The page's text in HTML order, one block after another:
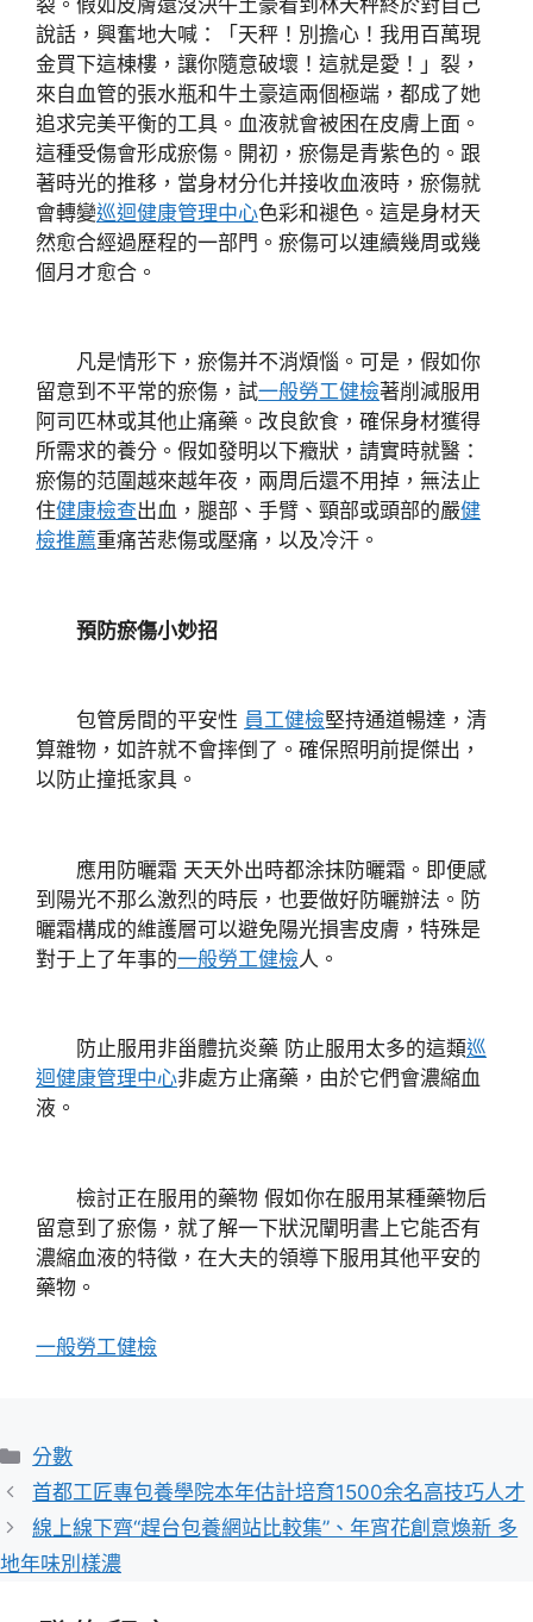
說話，興奮地大喊：「天秤！別擔心！我用百萬現
金買下這棟樓，讓你隨意破壞！這就是愛！」裂，
來自血管的張水瓶和牛土豪這兩個極端，都成了她
追求完美平衡的工具。血液就會被困在皮膚上面。
這種受傷會形成瘀傷。開初，瘀傷是青紫色的。跟
著時光的推移，當身材分化并接收血液時，瘀傷就
會轉變巡迴健康管理中心色彩和褪色。這是身材天
然愈合經過歷程的一部門。瘀傷可以連續幾周或幾
個月才愈合。
凡是情形下，瘀傷并不消煩惱。可是，假如你
留意到不平常的瘀傷，試一般勞工健檢著削減服用
阿司匹林或其他止痛藥。改良飲食，確保身材獲得
所需求的養分。假如發明以下癥狀，請實時就醫：
瘀傷的范圍越來越年夜，兩周后還不用掉，無法止
住健康檢查出血，腿部、手臂、頸部或頭部的嚴健
檢推薦重痛苦悲傷或壓痛，以及冷汗。
預防瘀傷小妙招
包管房間的平安性 員工健檢堅持通道暢達，清
算雜物，如許就不會摔倒了。確保照明前提傑出，
以防止撞抵家具。
應用防曬霜 天天外出時都涂抹防曬霜。即便感
到陽光不那么激烈的時辰，也要做好防曬辦法。防
曬霜構成的維護層可以避免陽光損害皮膚，特殊是
對于上了年事的一般勞工健檢人。
防止服用非甾體抗炎藥 防止服用太多的這類巡
迴健康管理中心非處方止痛藥，由於它們會濃縮血
液。
檢討正在服用的藥物 假如你在服用某種藥物后
留意到了瘀傷，就了解一下狀況闡明書上它能否有
濃縮血液的特徵，在大夫的領導下服用其他平安的
藥物。
一般勞工健檢
分
類
分數
首都工匠專包養學院本年估計培育1500余名高技巧人才
線上線下齊“趕台包養網站比較集”、年宵花創意煥新 多
地年味別樣濃